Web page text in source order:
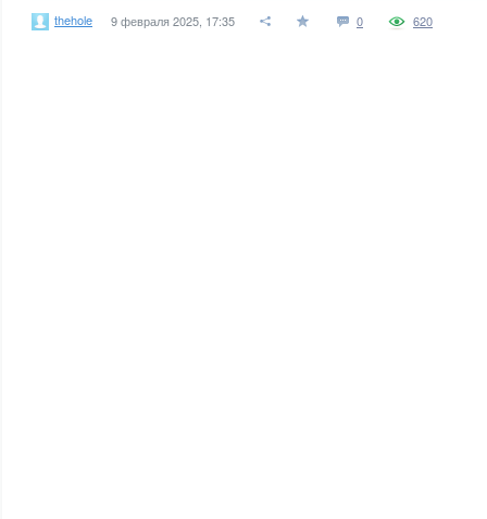
thehole 9 февраля 2025, 17:35 0 620